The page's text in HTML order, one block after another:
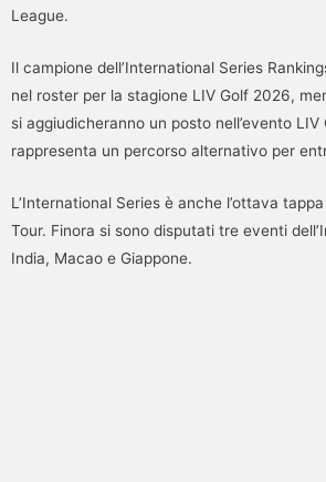
League.
Il campione dell’International Series
nel roster per la stagione LIV Golf 2026,
si aggiudicheranno un posto nell’evento
rappresenta un percorso alternativo per
L’International Series è anche l’ottava tappa
Tour. Finora si sono disputati tre eventi
India, Macao e Giappone.